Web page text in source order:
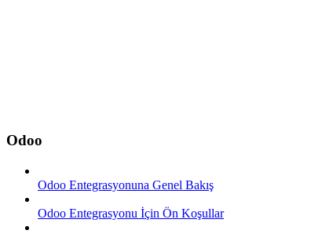
Odoo
Odoo Entegrasyonuna Genel Bakış
Odoo Entegrasyonu İçin Ön Koşullar